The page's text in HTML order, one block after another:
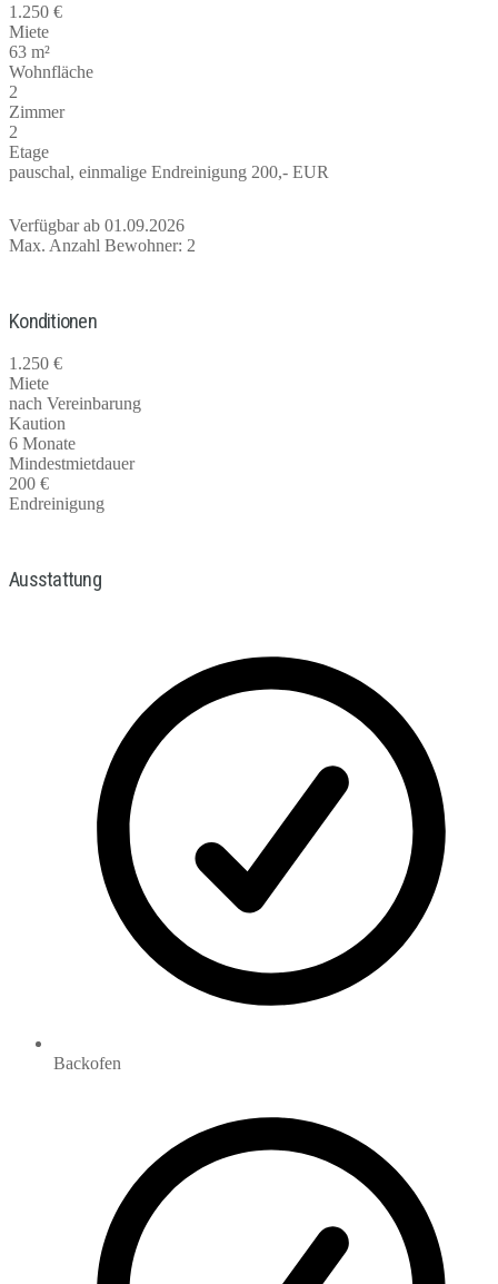
1.250 €
Miete
63 m²
Wohnfläche
2
Zimmer
2
Etage
pauschal, einmalige Endreinigung 200,- EUR
Verfügbar ab 01.09.2026
Max. Anzahl Bewohner: 2
Konditionen
1.250 €
Miete
nach Vereinbarung
Kaution
6 Monate
Mindestmietdauer
200 €
Endreinigung
Ausstattung
Backofen